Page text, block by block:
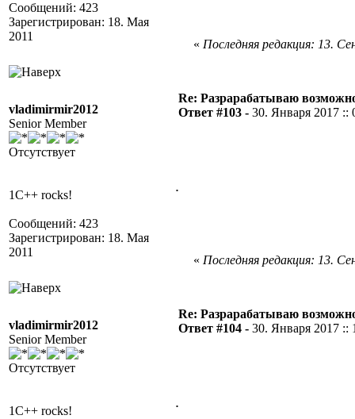
Сообщений: 423
Зарегистрирован: 18. Мая
2011
« Последняя редакция: 13.
vladimirmir2012
Senior Member
Отсутствует
1C++ rocks!
Сообщений: 423
Зарегистрирован: 18. Мая
2011
Re: Разрарабатываю
Ответ #103 - 30. Января 2017 ::
.
« Последняя редакция: 13.
vladimirmir2012
Senior Member
Отсутствует
1C++ rocks!
Re: Разрарабатываю
Ответ #104 - 30. Января 2017 ::
.